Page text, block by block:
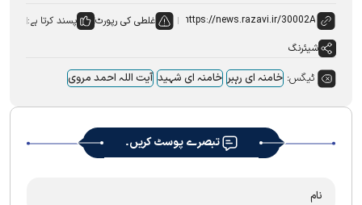
غلطی کی رپورٹ
پسند کرتا ہے:
شیئرنگ
ٹیگس: خامنہ ای رہبر خامنہ ای شہید آيت اللہ احمد مروی
تبصرے پوسٹ کریں۔